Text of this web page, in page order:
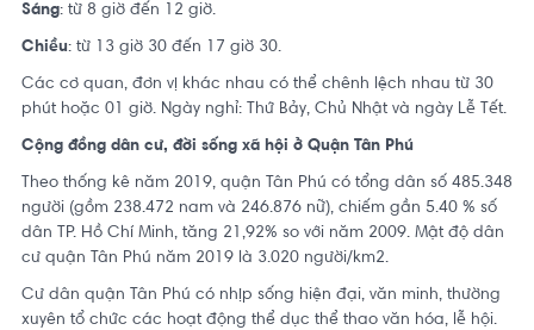
Sáng: từ 8 giờ đến 12 giờ.
Chiều: từ 13 giờ 30 đến 17 giờ 30.
Các cơ quan, đơn vị khác nhau có thể chênh lệch nhau từ 30
phút hoặc 01 giờ. Ngày nghỉ: Thứ Bảy, Chủ Nhật và ngày Lễ Tết.
Cộng đồng dân cư, đời sống xã hội ở Quận Tân Phú
Theo thống kê năm 2019, quận Tân Phú có tổng dân số 485.348
người (gồm 238.472 nam và 246.876 nữ), chiếm gần 5.40 % số
dân TP. Hồ Chí Minh, tăng 21,92% so với năm 2009. Mật độ dân
cư quận Tân Phú năm 2019 là 3.020 người/km2.
Cư dân quận Tân Phú có nhịp sống hiện đại, văn minh, thường
xuyên tổ chức các hoạt động thể dục thể thao văn hóa, lễ hội.